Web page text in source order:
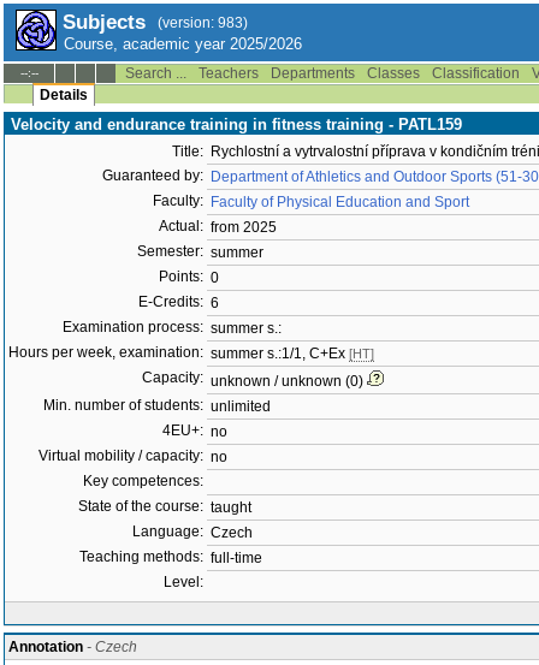
Subjects (version: 983)
Course, academic year 2025/2026
--:-- Search ... Teachers Departments Classes Classification
Details
Velocity and endurance training in fitness training - PATL159
Title: Rychlostní a vytrvalostní příprava v kondičním
Guaranteed by: Department of Athletics and Outdoor Sports (51-
Faculty: Faculty of Physical Education and Sport
Actual: from 2025
Semester: summer
Points: 0
E-Credits: 6
Examination process: summer s.:
Hours per week, examination: summer s.:1/1, C+Ex [HT]
Capacity: unknown / unknown (0)
Min. number of students: unlimited
4EU+: no
Virtual mobility / capacity: no
Key competences:
State of the course: taught
Language: Czech
Teaching methods: full-time
Level:
Annotation - Czech